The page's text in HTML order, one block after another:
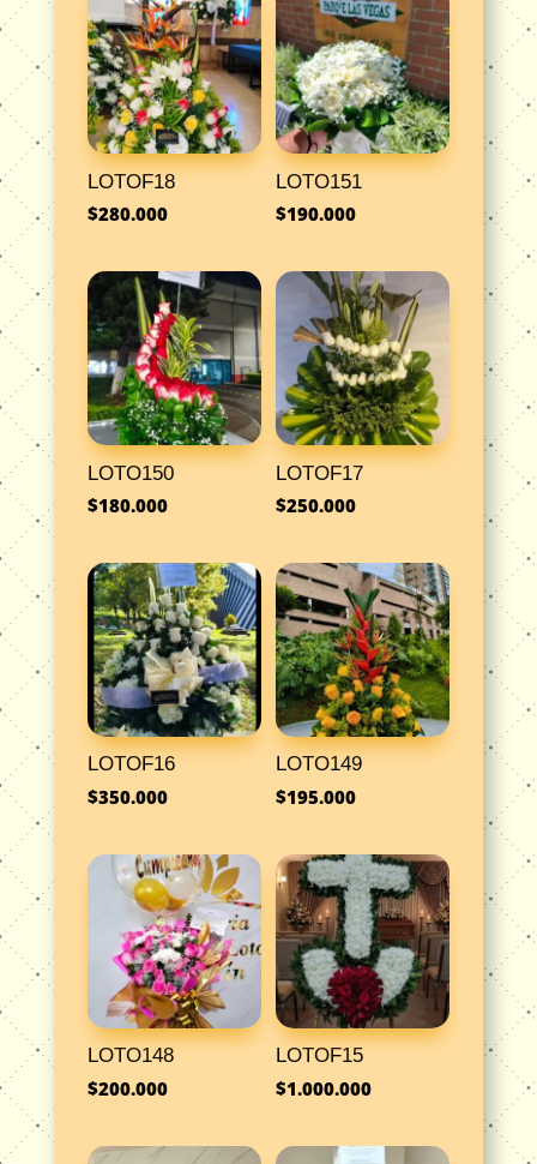
LOTOF18
$280.000
LOTO151
$190.000
LOTO150
$180.000
LOTOF17
$250.000
LOTOF16
$350.000
LOTO149
$195.000
LOTO148
$200.000
LOTOF15
$1.000.000